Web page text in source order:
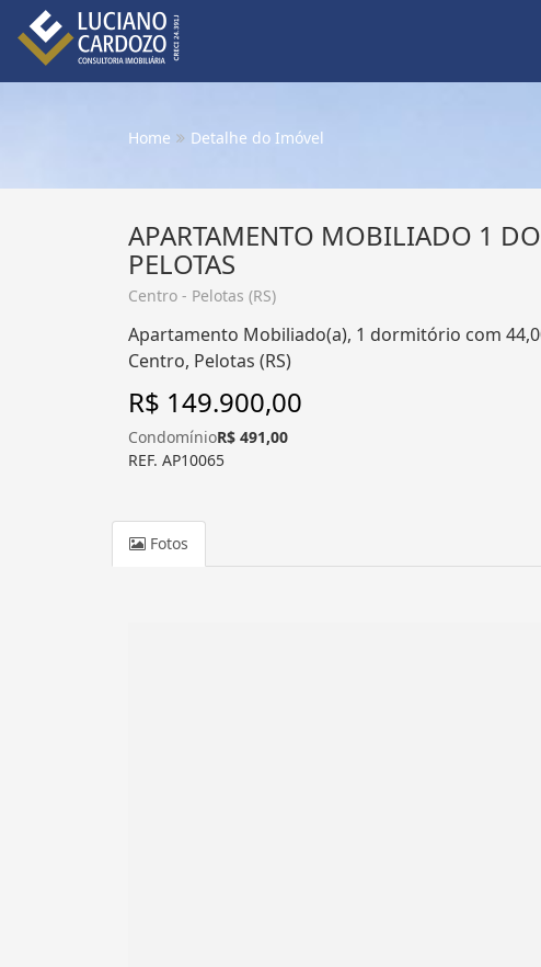
Home Detalhe do Imóvel
APARTAMENTO MOBILIADO 1
PELOTAS
Centro - Pelotas (RS)
Apartamento Mobiliado(a), 1 dormitório com
Centro, Pelotas (RS)
R$ 149.900,00
CondomínioR$ 491,00
REF. AP10065
Fotos